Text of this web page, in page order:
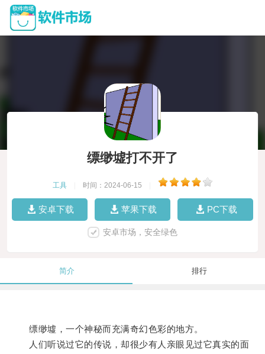
缥缈墟打不开了
工具 时间：2024-06-15
安卓下载 苹果下载 PC下载
安卓市场，安全绿色
简介 排行
缥缈墟，一个神秘而充满奇幻色彩的地方。
人们听说过它的传说，却很少有人亲眼见过它真实的面